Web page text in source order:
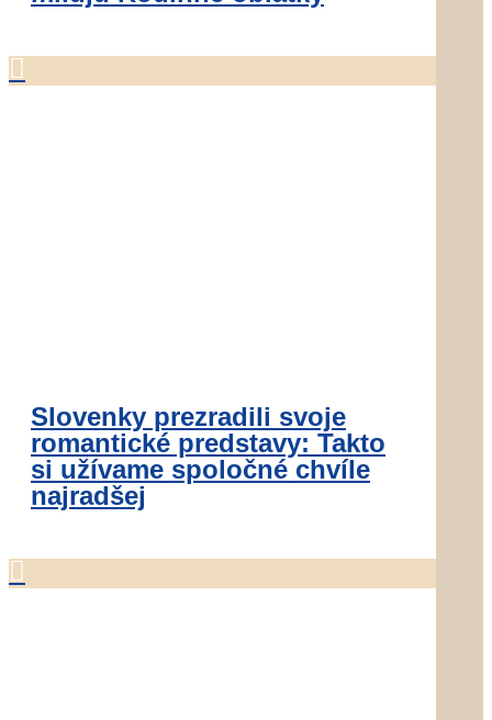

Slovenky prezradili svoje
romantické predstavy: Takto
si užívame spoločné chvíle
najradšej
